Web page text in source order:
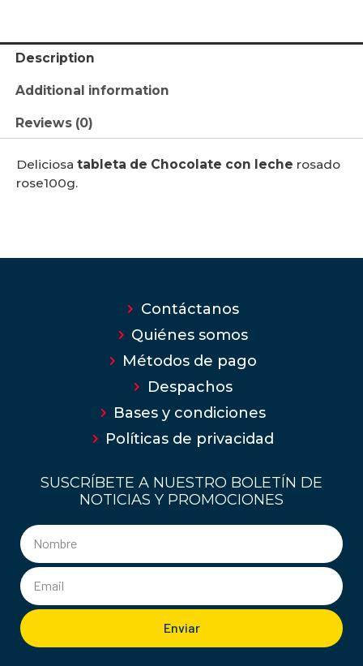
Description
Additional information
Reviews (0)
Deliciosa tableta de Chocolate con leche rosado
rose100g.
Contáctanos
Quiénes somos
Métodos de pago
Despachos
Bases y condiciones
Políticas de privacidad
SUSCRÍBETE A NUESTRO BOLETÍN DE
NOTICIAS Y PROMOCIONES
Enviar